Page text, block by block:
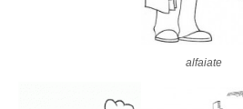
alfaiate